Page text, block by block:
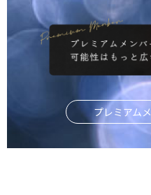
プレミアム